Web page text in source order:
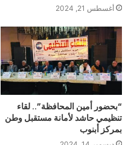
أغسطس 21, 2024
“بحضور أمين المحافظة”.. لقاء
تنظيمي حاشد لأمانة مستقبل وطن
بمركز أبنوب